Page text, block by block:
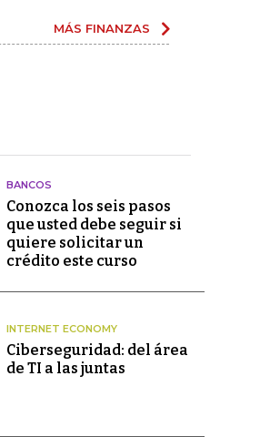
MÁS FINANZAS
BANCOS
Conozca los seis pasos
que usted debe seguir si
quiere solicitar un
crédito este curso
INTERNET ECONOMY
Ciberseguridad: del área
de TI a las juntas